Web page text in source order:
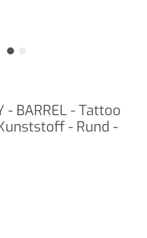
- BARREL - Tattoo
- Rund -